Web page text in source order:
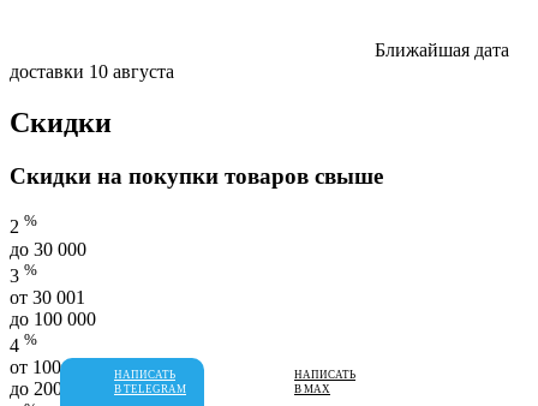
Ближайшая дата
доставки 10 августа
Скидки
Скидки на покупки товаров свыше
2 %
до 30 000
3 %
от 30 001
до 100 000
4 %
от 100 001
до 200 000
НАПИСАТЬ
В TELEGRAM
НАПИСАТЬ
В MAX